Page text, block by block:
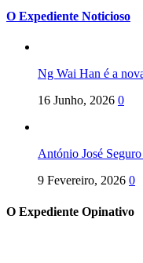
O Expediente Noticioso
Ng Wai Han é a
16 Junho, 2026 0
António José
9 Fevereiro, 2026 0
O Expediente Opinativo